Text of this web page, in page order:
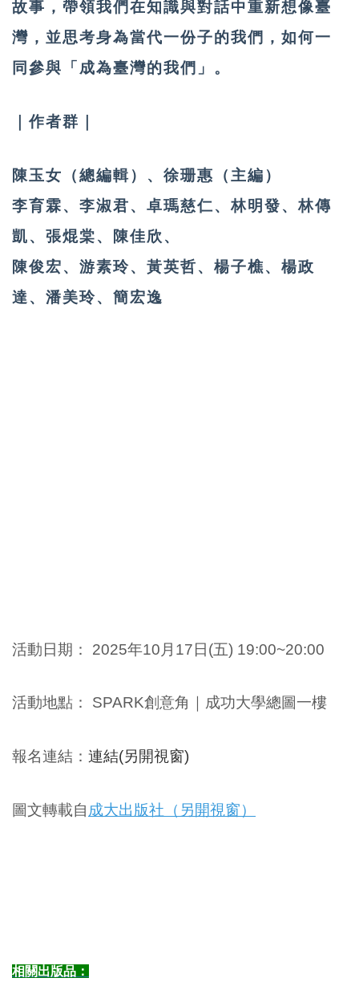
故事，帶領我們在知識與對話中重新想像臺
灣，並思考身為當代一份子的我們，如何一
同參與「成為臺灣的我們」。
｜作者群｜
陳玉女（總編輯）、徐珊惠（主編）
李育霖、李淑君、卓瑪慈仁、林明發、林傳
凱、張焜棠、陳佳欣、
陳俊宏、游素玲、黃英哲、楊子樵、楊政
達、潘美玲、簡宏逸
活動日期： 2025年10月17日(五) 19:00~20:00
活動地點 ： SPARK創意角 成功大學總圖一樓
報名連結： 連結(另開視窗)
圖文轉載自 成大出版社（另開視窗）
相關出版品：